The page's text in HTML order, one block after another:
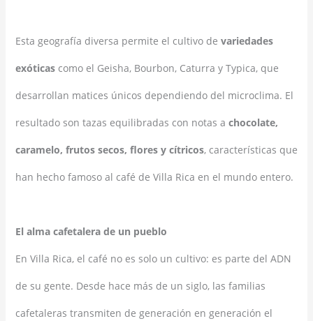
Esta geografía diversa permite el cultivo de variedades
exóticascomo el Geisha, Bourbon, Caturra y Typica, que
desarrollan matices únicos dependiendo del microclima. El
resultado son tazas equilibradas con notas a chocolate,
caramelo, frutos secos, flores y cítricos, características que
han hecho famoso al café de Villa Rica en el mundo entero.
El alma cafetalera de un pueblo
En Villa Rica, el café no es solo un cultivo: es parte del ADN
de su gente. Desde hace más de un siglo, las familias
cafetaleras transmiten de generación en generación el